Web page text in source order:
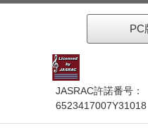
PC
JASRAC許諾番号：
6523417007Y31018